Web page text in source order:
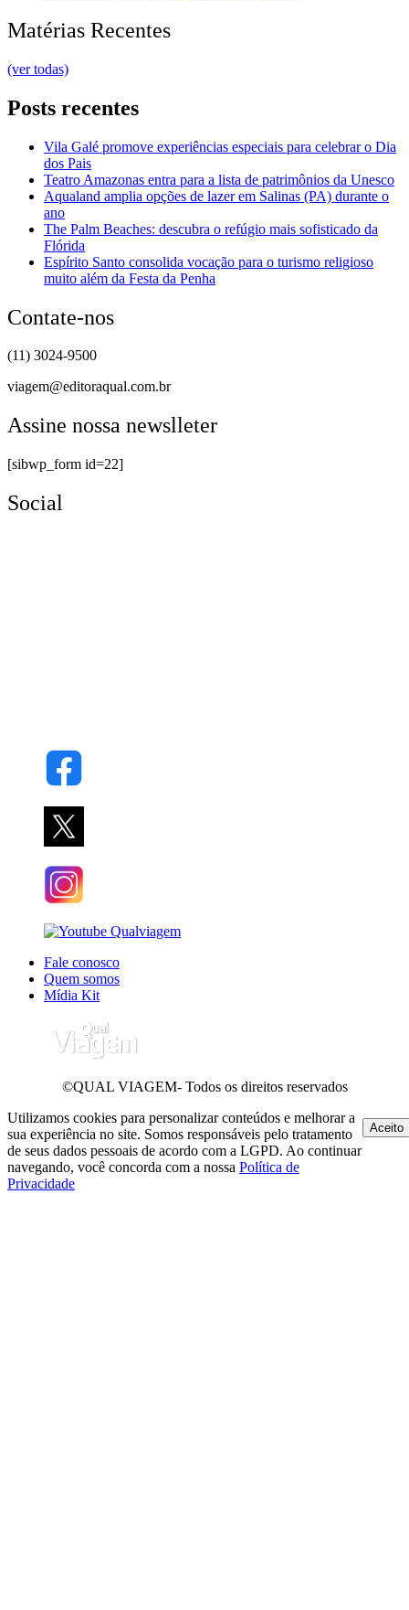
Matérias Recentes
(ver todas)
Posts recentes
Vila Galé promove experiências especiais para celebrar o Dia
dos Pais
Teatro Amazonas entra para a lista de patrimônios da Unesco
Aqualand amplia opções de lazer em Salinas (PA) durante o
ano
The Palm Beaches: descubra o refúgio mais sofisticado da
Flórida
Espírito Santo consolida vocação para o turismo religioso
muito além da Festa da Penha
Contate-nos
(11) 3024-9500
viagem@editoraqual.com.br
Assine nossa newslleter
[sibwp_form id=22]
Social
Fale conosco
Quem somos
Mídia Kit
©QUAL VIAGEM- Todos os direitos reservados
Utilizamos cookies para personalizar conteúdos e melhorar a
sua experiência no site. Somos responsáveis pelo tratamento
de seus dados pessoais de acordo com a LGPD. Ao continuar
navegando, você concorda com a nossa Política de
Privacidade
Aceito